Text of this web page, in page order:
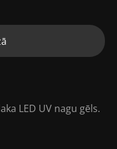
LED UV nagu gēls.